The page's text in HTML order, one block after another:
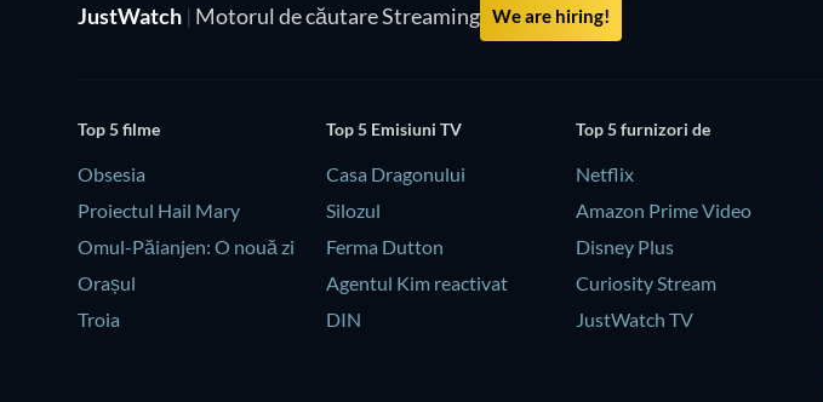
JustWatch | Motorul de căutare Streaming We are hiring!
Top 5 filme
Obsesia
Proiectul Hail Mary
Omul-Păianjen: O nouă zi
Orașul
Troia
Top 5 Emisiuni TV
Casa Dragonului
Silozul
Ferma Dutton
Agentul Kim reactivat
DIN
Top 5 furnizori de
Netflix
Amazon Prime Video
Disney Plus
Curiosity Stream
JustWatch TV